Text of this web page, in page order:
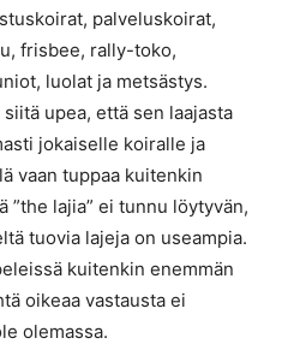
palveluskoirat,
frisbee, rally-toko,
luolat ja metsästys.
upea, että sen laajasta
jokaiselle koiralle ja
vaan tuppaa kuitenkin
”the lajia” ei tunnu löytyvän,
tuovia lajeja on useampia.
kuitenkin enemmän
oikeaa vastausta ei
olemassa.